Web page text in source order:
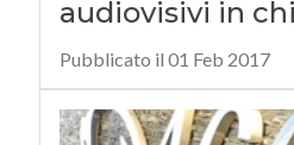
audiovisivi in
Pubblicato il 01 Feb 2017